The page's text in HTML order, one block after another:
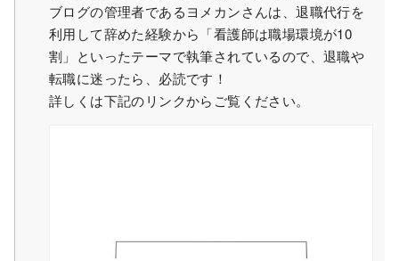
ブログの管理者であるヨメカンさんは、退職代行を
利用して辞めた経験から「看護師は職場環境が10
割」といったテーマで執筆されているので、退職や
転職に迷ったら、必読です！
詳しくは下記のリンクからご覧ください。